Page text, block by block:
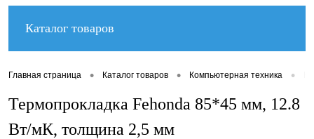
Каталог товаров
Главная страница • Каталог товаров • Компьютерная техника •
Термопрокладка Fehonda 85*45 мм, 12.8
Вт/мК, толщина 2,5 мм